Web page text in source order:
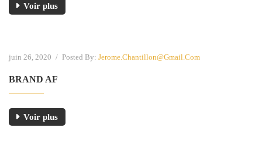
Voir plus
juin 26, 2020 / Posted By: Jerome.chantillon@gmail.com
BRAND AF
Voir plus